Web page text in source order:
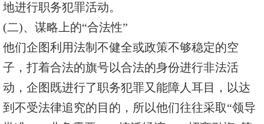
地进行职务犯罪活动。
(二)、谋略上的“合法性”
他们企图利用法制不健全或政策不够稳定的空
子，打着合法的旗号以合法的身份进行非法活
动，企图既进行了职务犯罪又能障人耳目，以达
到不受法律追究的目的，所以他们往往采取“领导